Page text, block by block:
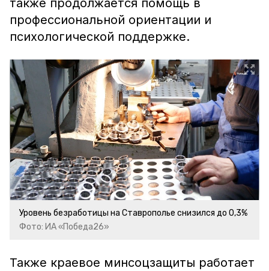
также продолжается помощь в
профессиональной ориентации и
психологической поддержке.
Уровень безработицы на Ставрополье снизился до 0,3%
Фото: ИА «Победа26»
Также краевое минсоцзащиты работает